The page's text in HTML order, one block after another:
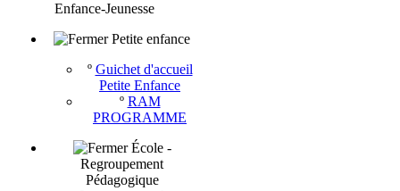
Enfance-Jeunesse
Petite enfance
º Guichet d'accueil
Petite Enfance
º RAM
PROGRAMME
École -
Regroupement
Pédagogique